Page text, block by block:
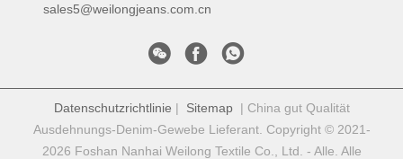
sales5@weilongjeans.com.cn
Datenschutzrichtlinie | Sitemap| China gut Qualität
Ausdehnungs-Denim-Gewebe Lieferant. Copyright © 2021-
2026 Foshan Nanhai Weilong Textile Co., Ltd. - Alle. Alle